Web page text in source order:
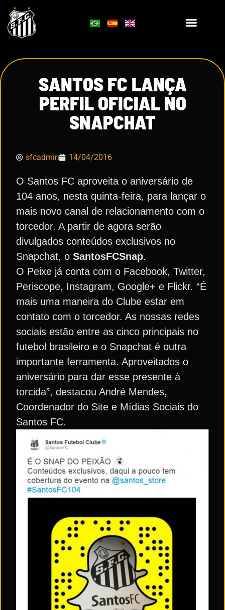
SANTOS FC LANÇA
PERFIL OFICIAL NO
SNAPCHAT
sfcadmin 14/04/2016
O Santos FC aproveita o aniversário de
104 anos, nesta quinta-feira, para lançar o
mais novo canal de relacionamento com o
torcedor. A partir de agora serão
divulgados conteúdos exclusivos no
Snapchat, o SantosFCSnap.
O Peixe já conta com o Facebook, Twitter,
Periscope, Instagram, Google+ e Flickr. “É
mais uma maneira do Clube estar em
contato com o torcedor. As nossas redes
sociais estão entre as cinco principais no
futebol brasileiro e o Snapchat é outra
importante ferramenta. Aproveitados o
aniversário para dar esse presente à
torcida”, destacou André Mendes,
Coordenador do Site e Mídias Sociais do
Santos FC.